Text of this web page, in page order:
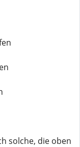
solche, die oben